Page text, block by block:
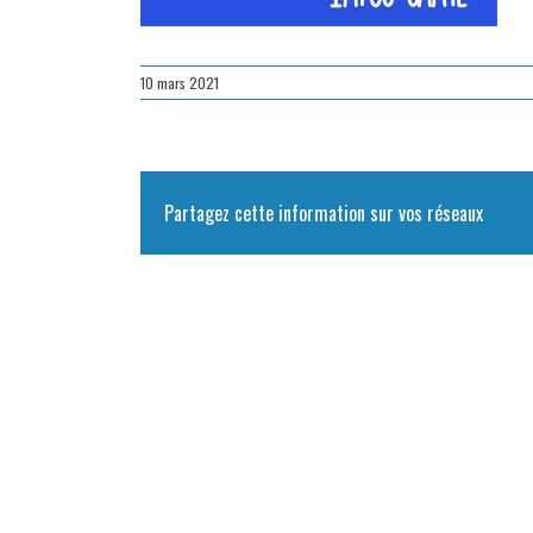
10 mars 2021
Partagez cette information sur vos réseaux